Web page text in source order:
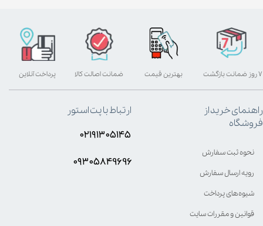
بهترین قیمت پرداخت آنلاین ۷ روز ضمانت بازگشت ضمانت اصالت کالا
راهنمای خرید از
فروشگاه
نحوه ثبت سفارش
رویه ارسال سفارش
شیوه‌های پرداخت
قوانین و مقررات سایت
ارتباط با پت استور
۰۲۱۹۱۳۰۵۱۴۵
۰۹۳۰۵8۴9696